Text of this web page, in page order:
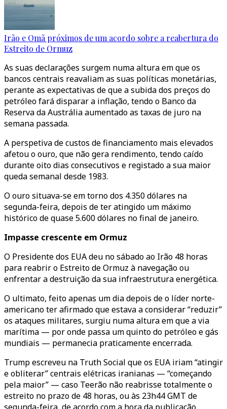
Irão e Omã próximos de um acordo sobre a reabertura do
Estreito de Ormuz
As suas declarações surgem numa altura em que os
bancos centrais reavaliam as suas políticas monetárias,
perante as expectativas de que a subida dos preços do
petróleo fará disparar a inflação, tendo o Banco da
Reserva da Austrália aumentado as taxas de juro na
semana passada.
A perspetiva de custos de financiamento mais elevados
afetou o ouro, que não gera rendimento, tendo caído
durante oito dias consecutivos e registado a sua maior
queda semanal desde 1983.
O ouro situava-se em torno dos 4.350 dólares na
segunda-feira, depois de ter atingido um máximo
histórico de quase 5.600 dólares no final de janeiro.
Impasse crescente em Ormuz
O Presidente dos EUA deu no sábado ao Irão 48 horas
para reabrir o Estreito de Ormuz à navegação ou
enfrentar a destruição da sua infraestrutura energética.
O ultimato, feito apenas um dia depois de o líder norte-
americano ter afirmado que estava a considerar “reduzir”
os ataques militares, surgiu numa altura em que a via
marítima — por onde passa um quinto do petróleo e gás
mundiais — permanecia praticamente encerrada.
Trump escreveu na Truth Social que os EUA iriam “atingir
e obliterar” centrais elétricas iranianas — “começando
pela maior” — caso Teerão não reabrisse totalmente o
estreito no prazo de 48 horas, ou às 23h44 GMT de